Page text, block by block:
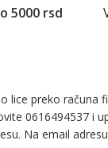
5000 rsd
lice preko računa
0616494537 i
Na email